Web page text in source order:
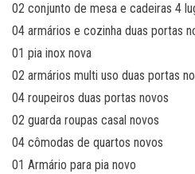
02 conjunto de mesa e cadeiras 4
04 armários e cozinha duas portas
01 pia inox nova
02 armários multi uso duas portas
04 roupeiros duas portas novos
02 guarda roupas casal novos
04 cômodas de quartos novos
01 Armário para pia novo